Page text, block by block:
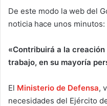
De este modo la web del
noticia hace unos minutos:
«Contribuirá a la
trabajo, en su mayoría
El Ministerio de Defensa,
necesidades del Ejército